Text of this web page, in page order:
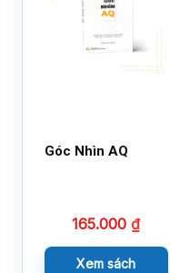
Góc Nhìn AQ
165.000₫
Xem sách